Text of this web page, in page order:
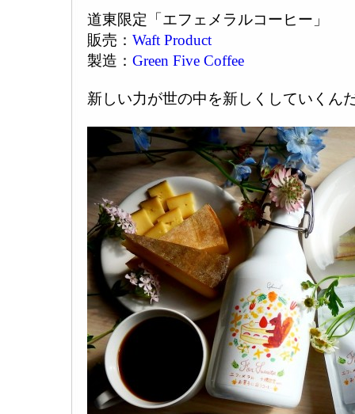
道東限定「エフェメラルコーヒー」
販売： Waft Product
製造： Green Five Coffee
新しい力が世の中を新しくしていくん